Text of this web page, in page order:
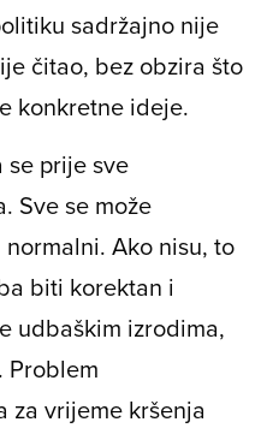
sadržajno nije
čitao, bez obzira što
konkretne ideje.
se prije sve
Sve se može
Ako nisu, to
biti korektan i
udbaškim izrodima,
Problem
za vrijeme kršenja